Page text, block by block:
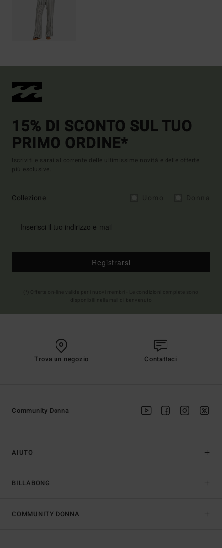
15% DI SCONTO SUL TUO
PRIMO ORDINE*
Iscriviti e sarai al corrente delle ultimissime novità e delle offerte
più esclusive.
Collezione
Registrarsi
Trova un negozio Contattaci
AIUTO
BILLABONG
Community Donna
COMMUNITY DONNA